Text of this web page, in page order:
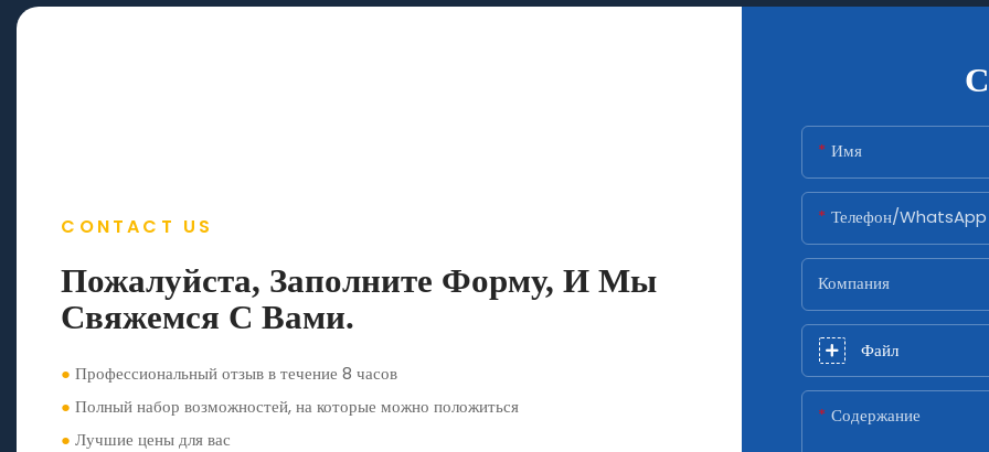
CONTACT US
Пожалуйста, Заполните Форму, И Мы
Свяжемся С Вами.
● Профессиональный отзыв в течение 8 часов
● Полный набор возможностей, на которые можно положиться
● Лучшие цены для вас
Имя
Телефон/WhatsApp
Компания
Файл
Содержание